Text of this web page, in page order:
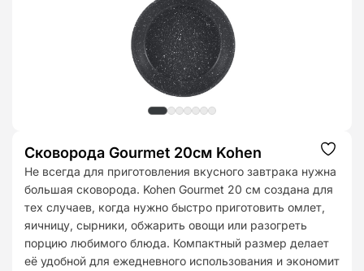
Сковорода Gourmet 20см Kohen
Не всегда для приготовления вкусного завтрака нужна
большая сковорода. Kohen Gourmet 20 см создана для
тех случаев, когда нужно быстро приготовить омлет,
яичницу, сырники, обжарить овощи или разогреть
порцию любимого блюда. Компактный размер делает
её удобной для ежедневного использования и экономит
до